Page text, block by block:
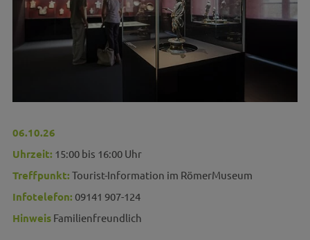
06.10.26
Uhrzeit: 15:00 bis 16:00 Uhr
Treffpunkt: Tourist-Information im RömerMuseum
Infotelefon: 09141 907-124
HinweisFamilienfreundlich